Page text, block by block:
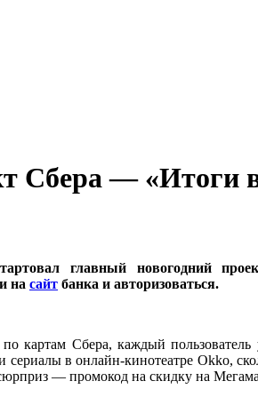
Сбера — «Итоги
главный новогодний
на сайт банка и авторизоваться.
картам Сбера, каждый
в онлайн-кинотеатре Okko,
— промокод на скидку на